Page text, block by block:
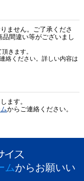
ません。ご了承くださ
間違い等がございまし
きます。
絡ください。詳しい内容は
ます。
からご連絡ください。
ムからお願いい